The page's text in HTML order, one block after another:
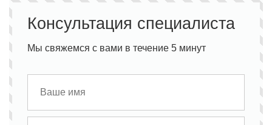
Консультация специалиста
Мы свяжемся с вами в течение 5 минут